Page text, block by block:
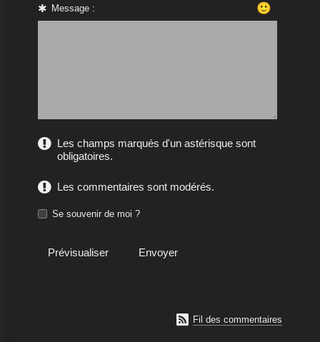
Message : 🙂
Les champs marqués d'un astérisque sont
obligatoires.
Les commentaires sont modérés.
Se souvenir de moi ?
 Fil des commentaires